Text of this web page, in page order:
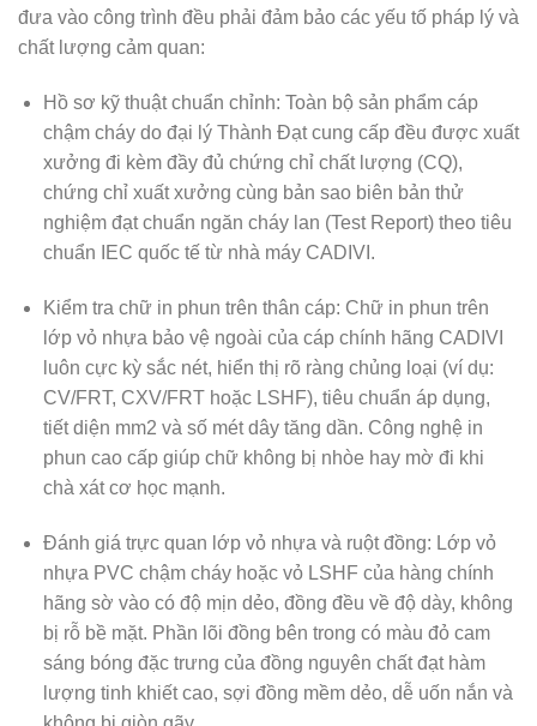
đưa vào công trình đều phải đảm bảo các yếu tố pháp lý và
chất lượng cảm quan:
Hồ sơ kỹ thuật chuẩn chỉnh: Toàn bộ sản phẩm cáp
chậm cháy do đại lý Thành Đạtcung cấp đều được xuất
xưởng đi kèm đầy đủ chứng chỉ chất lượng (CQ),
chứng chỉ xuất xưởng cùng bản sao biên bản thử
nghiệm đạt chuẩn ngăn cháy lan (Test Report) theo tiêu
chuẩn IEC quốc tế từ nhà máy CADIVI.
Kiểm tra chữ in phun trên thân cáp: Chữ in phun trên
lớp vỏ nhựa bảo vệ ngoài của cáp chính hãng CADIVI
luôn cực kỳ sắc nét, hiển thị rõ ràng chủng loại (ví dụ:
CV/FRT, CXV/FRT hoặc LSHF), tiêu chuẩn áp dụng,
tiết diện mm2 và số mét dây tăng dần. Công nghệ in
phun cao cấp giúp chữ không bị nhòe hay mờ đi khi
chà xát cơ học mạnh.
Đánh giá trực quan lớp vỏ nhựa và ruột đồng: Lớp vỏ
nhựa PVC chậm cháy hoặc vỏ LSHF của hàng chính
hãng sờ vào có độ mịn dẻo, đồng đều về độ dày, không
bị rỗ bề mặt. Phần lõi đồng bên trong có màu đỏ cam
sáng bóng đặc trưng của đồng nguyên chất đạt hàm
lượng tinh khiết cao, sợi đồng mềm dẻo, dễ uốn nắn và